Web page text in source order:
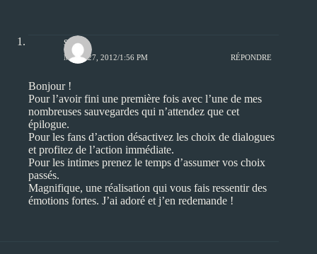
seth
MARS 27, 2012/1:56 PM RÉPONDRE
Bonjour !
Pour l’avoir fini une première fois avec l’une de mes
nombreuses sauvegardes qui n’attendez que cet
épilogue.
Pour les fans d’action désactivez les choix de dialogues
et profitez de l’action immédiate.
Pour les intimes prenez le temps d’assumer vos choix
passés.
Magnifique, une réalisation qui vous fais ressentir des
émotions fortes. J’ai adoré et j’en redemande !